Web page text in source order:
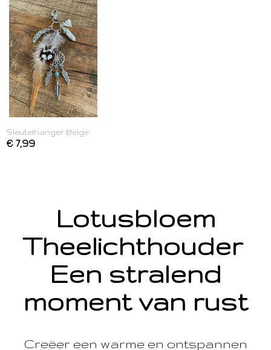
Sleutelhanger Beige
€ 7,99
Lotusbloem
Theelichthouder
Een stralend
moment van rust
Creëer een warme en ontspannen